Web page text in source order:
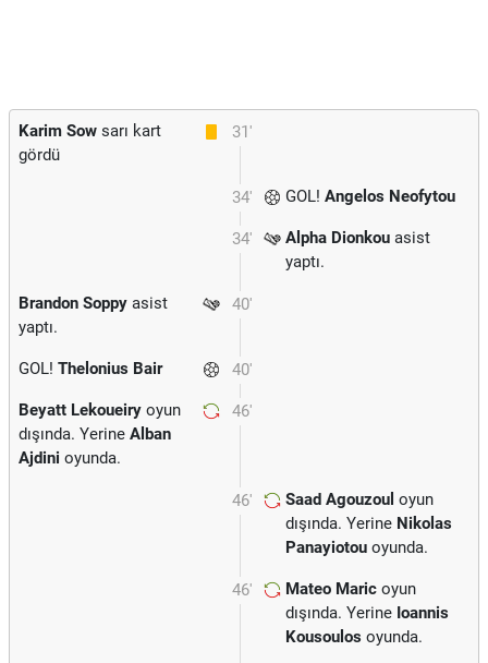
31'
Karim Sow sarı kart
gördü
34' GOL! Angelos Neofytou
34' Alpha Dionkou asist
yaptı.
40'
Brandon Soppy asist
yaptı.
40'
GOL! Thelonius Bair
46'
Beyatt Lekoueiry oyun
dışında. Yerine Alban
Ajdini oyunda.
46' Saad Agouzoul oyun
dışında. Yerine Nikolas
Panayiotou oyunda.
46' Mateo Maric oyun
dışında. Yerine Ioannis
Kousoulos oyunda.